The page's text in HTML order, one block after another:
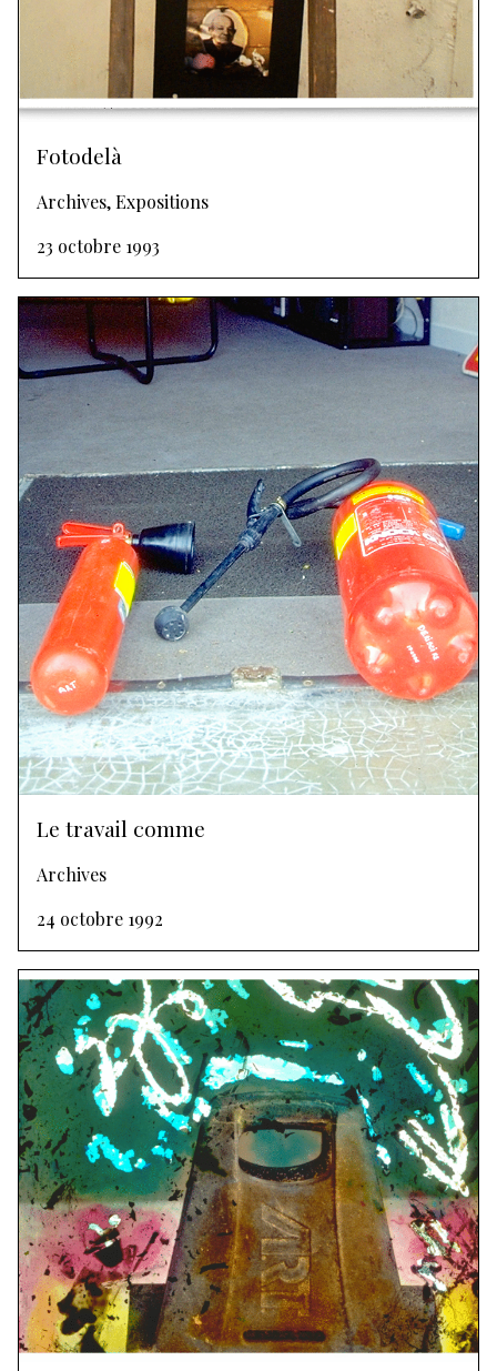
Fotodelà
Archives, Expositions
23 octobre 1993
Le travail comme
Archives
24 octobre 1992